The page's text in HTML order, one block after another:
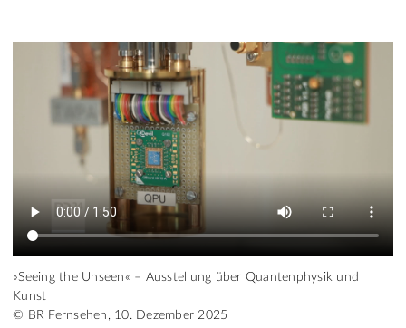
»Seeing the Unseen« – Ausstellung über Quantenphysik und
Kunst
© BR Fernsehen, 10. Dezember 2025